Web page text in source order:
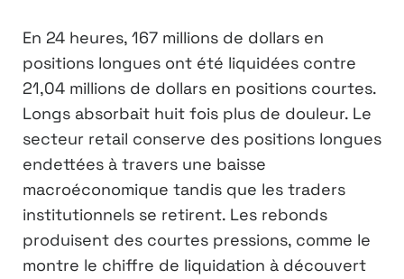
En 24 heures, 167 millions de dollars en
positions longues ont été liquidées contre
21,04 millions de dollars en positions courtes.
Longs absorbait huit fois plus de douleur. Le
secteur retail conserve des positions longues
endettées à travers une baisse
macroéconomique tandis que les traders
institutionnels se retirent. Les rebonds
produisent des courtes pressions, comme le
montre le chiffre de liquidation à découvert